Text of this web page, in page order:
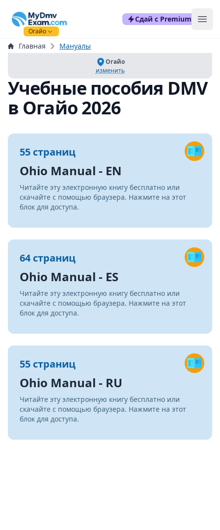
mydmvexam.com
Огайо
Сдай с Premium
Главная Мануалы
Огайо
изменить
Учебные пособия DMV
в Огайо 2026
55 страниц
Ohio Manual - EN
Читайте эту электронную книгу бесплатно или
скачайте с помощью браузера. Нажмите на этот
блок для доступа.
64 страниц
Ohio Manual - ES
Читайте эту электронную книгу бесплатно или
скачайте с помощью браузера. Нажмите на этот
блок для доступа.
55 страниц
Ohio Manual - RU
Читайте эту электронную книгу бесплатно или
скачайте с помощью браузера. Нажмите на этот
блок для доступа.